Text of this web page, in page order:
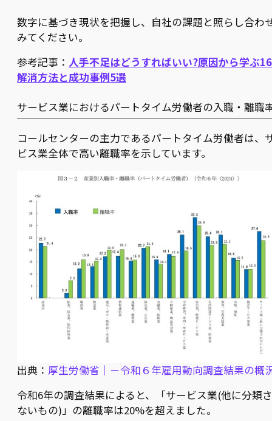
数字に基づき現状を把握し、自社の課題と照らし合わ
みてください。
参考記事： 人手不足はどうすればいい?原因から学ぶ
解消方法と成功事例5選
サービス業におけるパートタイム労働者の入職・離職
コールセンターの主力であるパートタイム労働者は、
ビス業全体で高い離職率を示しています。
出典： 厚生労働省｜－令和６年雇用動向調査結果の概
令和6年の調査結果によると、「サービス業(他に分類
ないもの)」の離職率は20%を超えました。